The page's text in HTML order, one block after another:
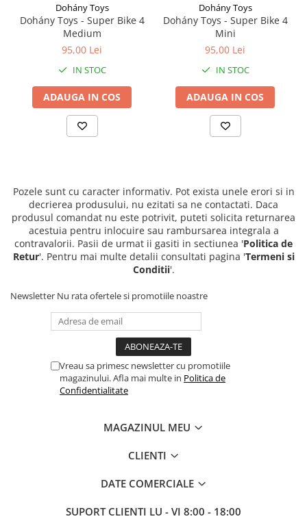
Dohány Toys
Dohány Toys - Super Bike 4
Medium
95,00 Lei
IN STOC
ADAUGA IN COS
Dohány Toys
Dohány Toys - Super Bike 4
Mini
95,00 Lei
IN STOC
ADAUGA IN COS
Pozele sunt cu caracter informativ. Pot exista unele erori si in
decrierea produsului, nu ezitati sa ne contactati. Daca
produsul comandat nu este potrivit, puteti solicita returnarea
acestuia pentru inlocuire sau rambursarea integrala a
contravalorii. Pasii de urmat ii gasiti in sectiunea 'Politica de
Retur'. Pentru mai multe detalii consultati pagina 'Termeni si
Conditii'.
Newsletter Nu rata ofertele si promotiile noastre
Vreau sa primesc newsletter cu promotiile
magazinului. Afla mai multe in Politica de
Confidentialitate
MAGAZINUL MEU
CLIENTI
DATE COMERCIALE
SUPORT CLIENTI LU - VI 8:00 - 18:00